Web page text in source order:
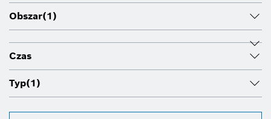
Obszar(1)
Czas
Typ(1)